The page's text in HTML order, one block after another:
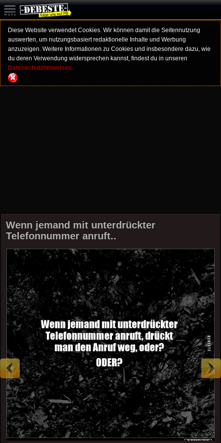
Diese Website verwendet Cookies. Wir können damit die Seitennutzung
auswerten, um nutzungsbasiert redaktionelle Inhalte und Werbung
anzuzeigen. Weitere Informationen zu Cookies und insbesondere dazu, wie
du deren Verwendung widersprechen kannst, findest du in unseren
Datenschutzhinweisen.
Wenn jemand mit unterdrückter
Telefonnummer anruft..